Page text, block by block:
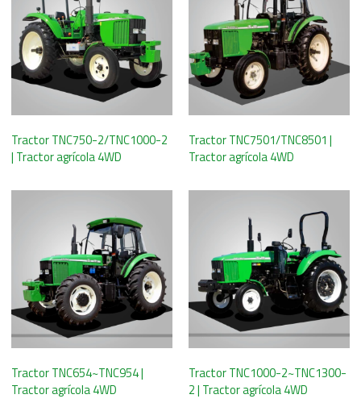
Tractor TNC750-2/TNC1000-2
| Tractor agrícola 4WD
Tractor TNC7501/TNC8501 |
Tractor agrícola 4WD
Tractor TNC654~TNC954 |
Tractor agrícola 4WD
Tractor TNC1000-2~TNC1300-
2 | Tractor agrícola 4WD